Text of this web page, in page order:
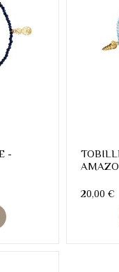
-
20,00 €